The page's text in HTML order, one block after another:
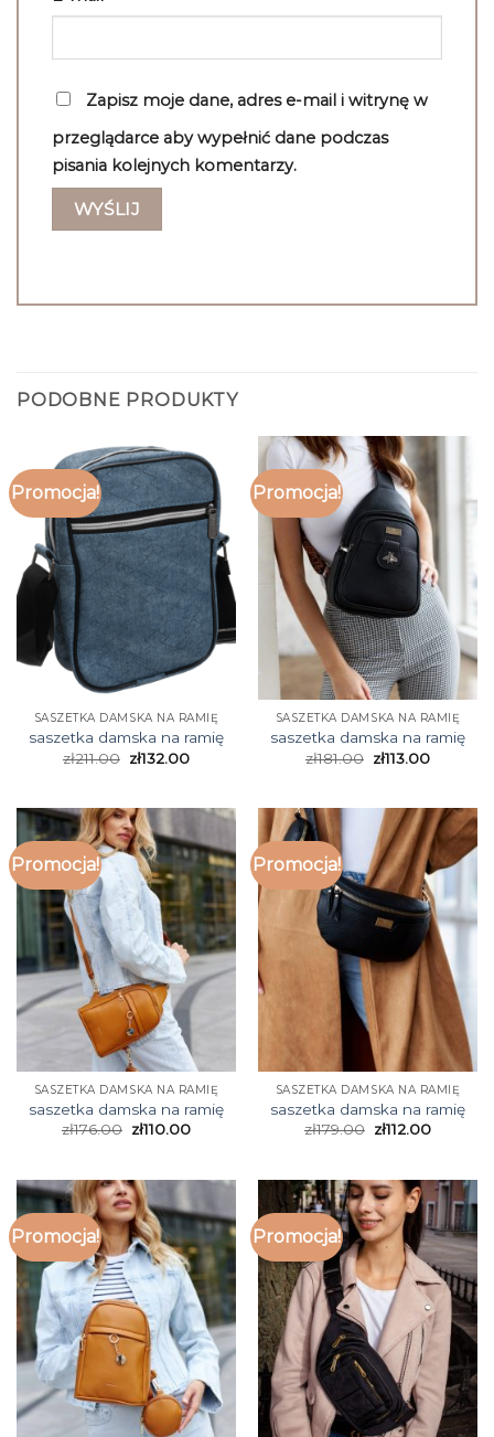
Zapisz moje dane, adres e-mail i witrynę w
przeglądarce aby wypełnić dane podczas
pisania kolejnych komentarzy.
PODOBNE PRODUKTY
Promocja!
SASZETKA DAMSKA NA RAMIĘ
saszetka damska na ramię
zł211.00 zł132.00
Promocja!
SASZETKA DAMSKA NA RAMIĘ
saszetka damska na ramię
zł181.00 zł113.00
Promocja!
SASZETKA DAMSKA NA RAMIĘ
saszetka damska na ramię
zł176.00 zł110.00
Promocja!
SASZETKA DAMSKA NA RAMIĘ
saszetka damska na ramię
zł179.00 zł112.00
Promocja! Promocja!